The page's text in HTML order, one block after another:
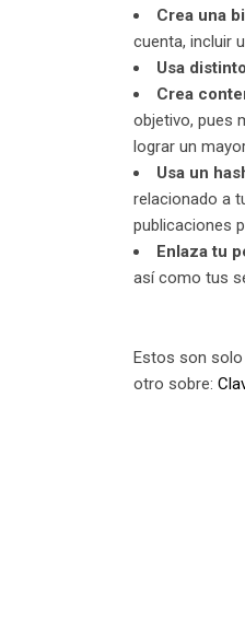
Crea una
cuenta, incluir
Usa
Crea
objetivo, pues
lograr un
Usa un
relacionado a
publicaciones
Enlaza tu
así como tus
Estos son
otro sobre: